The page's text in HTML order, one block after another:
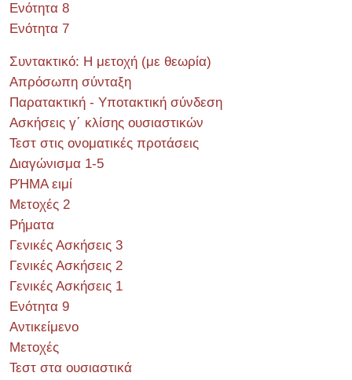
Ενότητα 8
Ενότητα 7
Συντακτικό: Η μετοχή (με θεωρία)
Απρόσωπη σύνταξη
Παρατακτική - Υποτακτική σύνδεση
Ασκήσεις γ΄ κλίσης ουσιαστικών
Τεστ στις ονοματικές προτάσεις
Διαγώνισμα 1-5
ΡΉΜΑ ειμί
Μετοχές 2
Ρήματα
Γενικές Ασκήσεις 3
Γενικές Ασκήσεις 2
Γενικές Ασκήσεις 1
Ενότητα 9
Αντικείμενο
Μετοχές
Τεστ στα ουσιαστικά